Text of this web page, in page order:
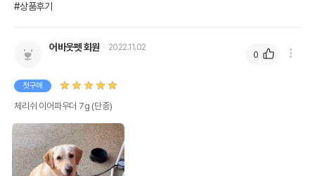
상품 필수 정보
품명 및 모델명
#상품후기
어바웃펫 회원 2022.11.02
첫구매
체리쉬 이어파우더 7g (단종)
0